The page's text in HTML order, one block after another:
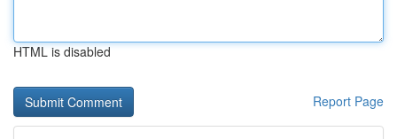
HTML is disabled
Report Page